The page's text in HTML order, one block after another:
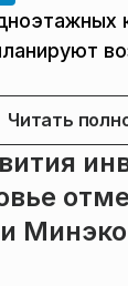
Читать